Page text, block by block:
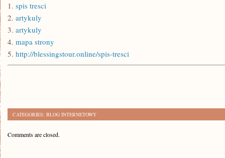
1. spis tresci
2. artykuly
3. artykuly
4. mapa strony
5. http://blessingstour.online/spis-tresci
CATEGORIES: BLOG INTERNETOWY
Comments are closed.